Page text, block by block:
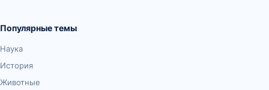
Популярные темы
Наука
История
Животные